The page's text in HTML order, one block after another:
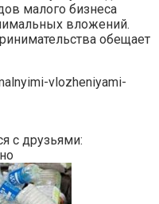
малого бизнеса
вложений.
обещает
vlozheniyami-
с друзьями: